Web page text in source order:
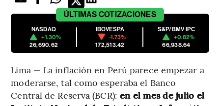
ÚLTIMAS COTIZACIONES
NASDAQ
+1.30%
26,690.62
IBOVESPA
-1.73%
172,513.42
S&P/BMV IPC
+0.82%
66,938.64
Lima — La inflación en Perú parece empezar a
moderarse, tal como esperaba el Banco
Central de Reserva (BCR): en el mes de julio el